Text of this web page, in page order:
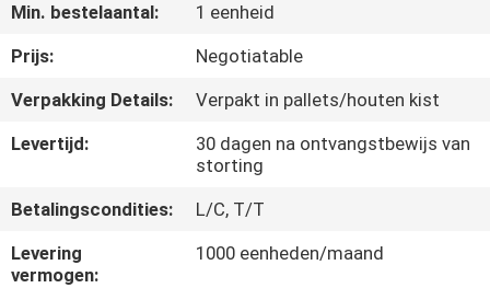
NEEM
CONTACT
MET
ONS
NIEUWS
Min. bestelaantal:
1 eenheid
Prijs:
Negotiatable
Verpakking Details:
Verpakt in pallets/houten kist
Levertijd:
30 dagen na ontvangstbewijs van
storting
Betalingscondities:
L/C, T/T
Levering
vermogen:
1000 eenheden/maand